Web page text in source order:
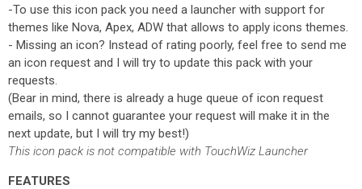
-To use this icon pack you need a launcher with support for
themes like Nova, Apex, ADW that allows to apply icons themes.
- Missing an icon? Instead of rating poorly, feel free to send me
an icon request and I will try to update this pack with your
requests.
(Bear in mind, there is already a huge queue of icon request
emails, so I cannot guarantee your request will make it in the
next update, but I will try my best!)
This icon pack is not compatible with TouchWiz Launcher
FEATURES